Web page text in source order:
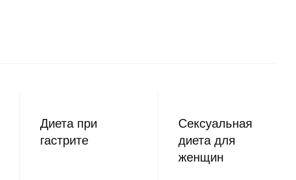
Диета при
гастрите
Сексуальная
диета для
женщин